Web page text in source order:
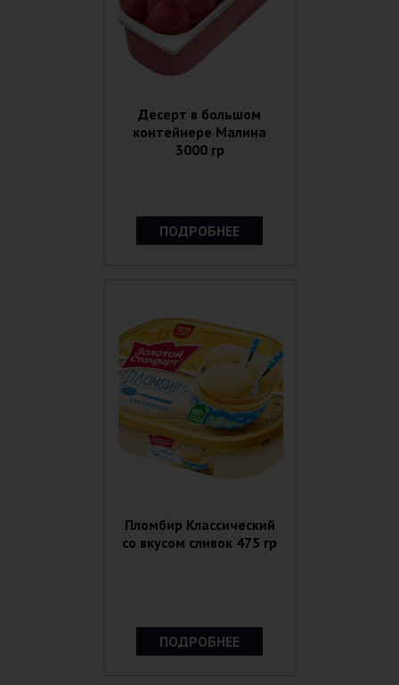
Десерт в большом
контейнере Малина
3000 гр
ПОДРОБНЕЕ
Пломбир Классический
со вкусом сливок 475 гр
ПОДРОБНЕЕ